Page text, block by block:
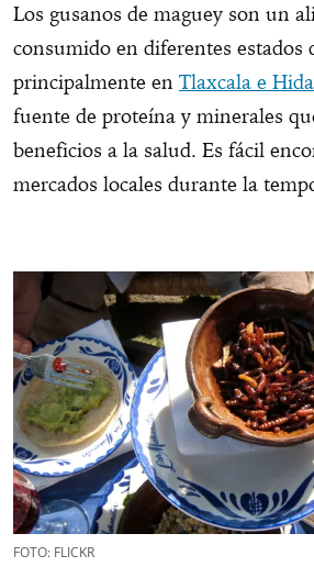
Los gusanos de maguey son un
consumido en diferentes estados
principalmente en Tlaxcala e
fuente de proteína y minerales
beneficios a la salud. Es fácil
mercados locales durante la
FOTO: FLICKR